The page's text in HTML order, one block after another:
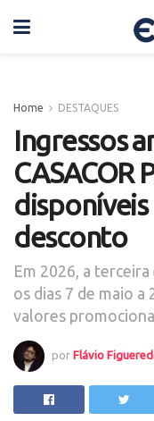
Home DESTAQUES
Ingressos
CASACOR
desconto
Em 2026, a
os dias 7 de maio
valores
por Flávio